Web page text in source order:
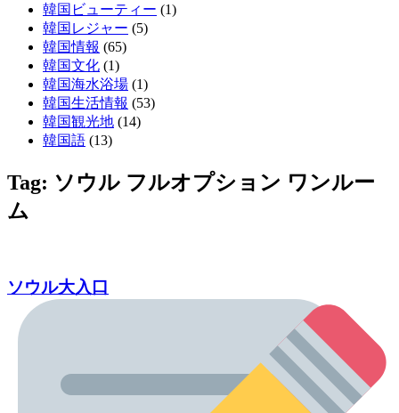
韓国ビューティー (1)
韓国レジャー (5)
韓国情報 (65)
韓国文化 (1)
韓国海水浴場 (1)
韓国生活情報 (53)
韓国観光地 (14)
韓国語 (13)
Tag: ソウル フルオプション ワンルー
ム
ソウル大入口